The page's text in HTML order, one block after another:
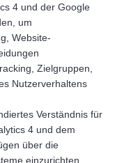
4 und der Google
um
Website-
Zielgruppen,
Nutzerverhaltens
Verständnis für
4 und dem
über die
einzurichten,